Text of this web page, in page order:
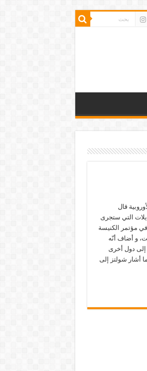
قال
التي ستجرى
مؤتمر الكنيسة
و أضاف أنّه
إلى دول أخرى
أشار شولتز إلى